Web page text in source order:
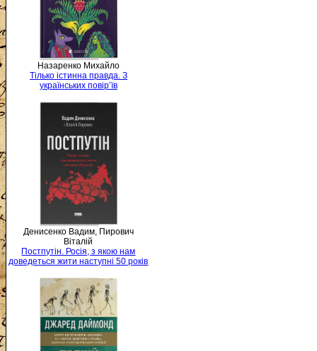
Назаренко Михайло
Тілько істинна правда. З
українських повір’їв
Денисенко Вадим, Пирович
Віталій
Постпутін. Росія, з якою нам
доведеться жити наступні 50 років